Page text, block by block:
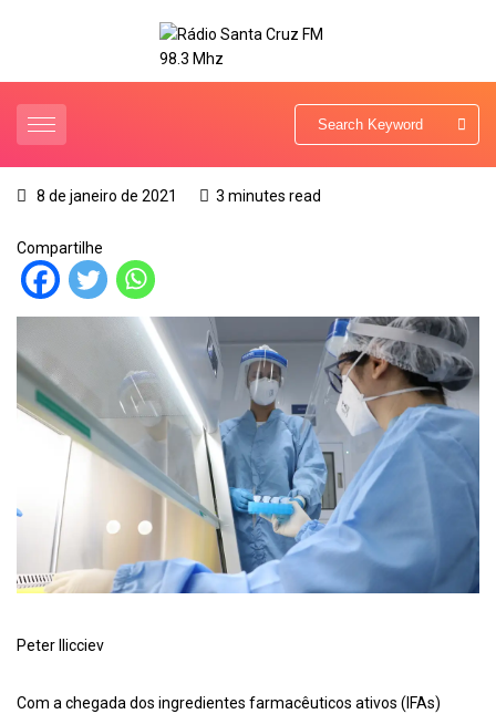
8 de janeiro de 2021 3 minutes read
Compartilhe
Peter Ilicciev
Com a chegada dos ingredientes farmacêuticos ativos (IFAs)